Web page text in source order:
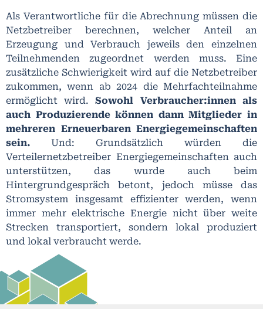
Als Verantwortliche für die Abrechnung müssen die
Netzbetreiber berechnen, welcher Anteil an
Erzeugung und Verbrauch jeweils den einzelnen
Teilnehmenden zugeordnet werden muss. Eine
zusätzliche Schwierigkeit wird auf die Netzbetreiber
zukommen, wenn ab 2024 die Mehrfachteilnahme
ermöglicht wird. Sowohl Verbraucher:innen als
auch Produzierende können dann Mitglieder in
mehreren Erneuerbaren Energiegemeinschaften
sein. Und: Grundsätzlich würden die
Verteilernetzbetreiber Energiegemeinschaften auch
unterstützen, das wurde auch beim
Hintergrundgespräch betont, jedoch müsse das
Stromsystem insgesamt effizienter werden, wenn
immer mehr elektrische Energie nicht über weite
Strecken transportiert, sondern lokal produziert
und lokal verbraucht werde.